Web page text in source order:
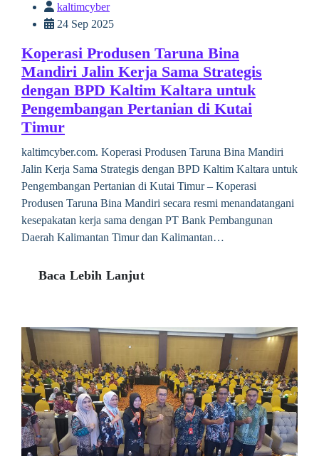
kaltimcyber
24 Sep 2025
Koperasi Produsen Taruna Bina
Mandiri Jalin Kerja Sama Strategis
dengan BPD Kaltim Kaltara untuk
Pengembangan Pertanian di Kutai
Timur
kaltimcyber.com. Koperasi Produsen Taruna Bina Mandiri
Jalin Kerja Sama Strategis dengan BPD Kaltim Kaltara untuk
Pengembangan Pertanian di Kutai Timur – Koperasi
Produsen Taruna Bina Mandiri secara resmi menandatangani
kesepakatan kerja sama dengan PT Bank Pembangunan
Daerah Kalimantan Timur dan Kalimantan…
Baca Lebih Lanjut